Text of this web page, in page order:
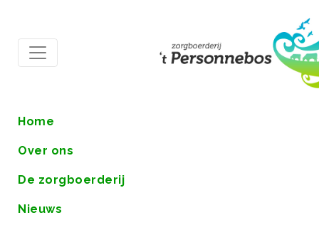
Home
Over ons
De zorgboerderij
Nieuws